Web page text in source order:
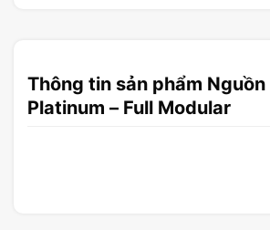
Thông tin sản phẩm
Platinum – Full Modular